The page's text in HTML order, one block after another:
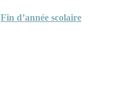
Fin d’année scolaire